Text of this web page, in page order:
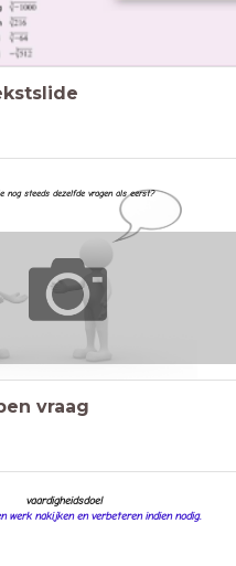
nog steeds dezelfde vragen als eerst?
vraag
vaardigheidsdoel
werk nakijken en verbeteren indien nodig.